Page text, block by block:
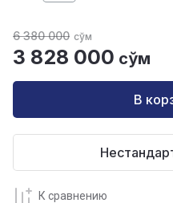
6 380 000 сўм
3 828 000 сўм
В
К сравнению